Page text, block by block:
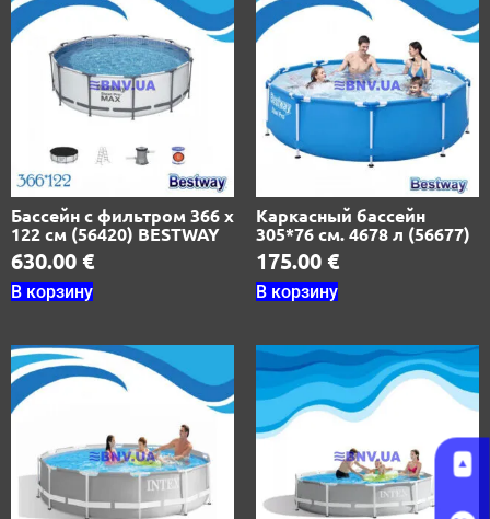
Бассейн с фильтром 366 х
122 см (56420) BESTWAY
630.00 €
В корзину
Каркасный бассейн
305*76 см. 4678 л (56677)
175.00 €
В корзину